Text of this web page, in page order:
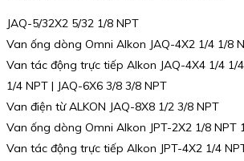
JAQ-5/32X2 5/32 1/8 NPT
Van ống dòng Omni Alkon JAQ-4X2 1/4 1/8
Van tác động trực tiếp Alkon JAQ-4X4 1/4 1/
1/4 NPT | JAQ-6X6 3/8 3/8 NPT
Van điện từ ALKON JAQ-8X8 1/2 3/8 NPT
Van ống dòng Omni Alkon JPT-2X2 1/8 NPT
Van tác động trực tiếp Alkon JPT-4X2 1/4